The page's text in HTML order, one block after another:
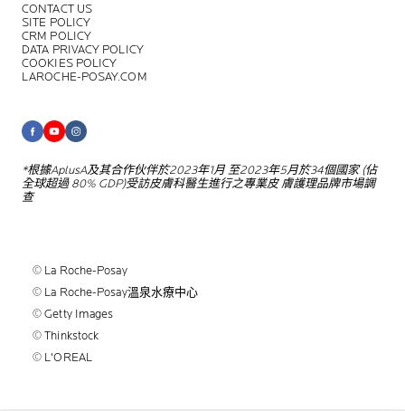
CONTACT US
SITE POLICY
CRM POLICY
DATA PRIVACY POLICY
COOKIES POLICY
LAROCHE-POSAY.COM
*根據AplusA及其合作伙伴於2023年1月至2023年5月於34個國家 (佔
全球超過80% GDP)受訪皮膚科醫生進行之專業皮膚護理品牌市場調
查
© La Roche-Posay
© La Roche-Posay溫泉水療中心
© Getty Images
© Thinkstock
© L'OREAL